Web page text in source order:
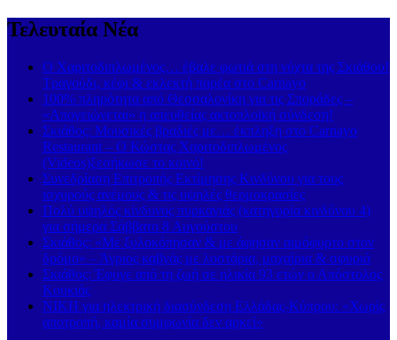
Τελευταία Νέα
Ο Χαριτοδιπλωμένος… έβαλε φωτιά στη νύχτα της Σκιάθου!
Τραγούδι, κέφι & εκλεκτή παρέα στο Carnayo
100% πληρότητα από Θεσσαλονίκη για τις Σποράδες –
«Απογειώνεται» η απευθείας ακτοπλοϊκή σύνδεση!
Σκιάθος: Μουσικές βραδιές με… έκπληξη στο Carnayo
Restaurant – Ο Κώστας Χαριτοδιπλωμένος
(Videos)ξεσήκωσε το κοινό!
Συνεδρίαση Επιτροπής Εκτίμησης Κινδύνου για τους
ισχυρούς ανέμους & τις υψηλές θερμοκρασίες
Πολύ υψηλός κίνδυνος πυρκαγιάς (κατηγορία κινδύνου 4)
για σήμερα Σάββατο 8 Αυγούστου
Σκιάθος: «Με ξυλοκόπησαν & με άφησαν αιμόφυρτο στον
δρόμο» – Άγριος καβγάς με λοστάρια, μαχαίρια & σφυριά
Σκιάθος: Έφυγε από τη ζωή σε ηλικία 93 ετών ο Απόστολος
Κουκιάς
ΝΙΚΗ για ηλεκτρική διασύνδεση Ελλάδας-Κύπρου: «Χωρίς
αποτροπή, καμία συμφωνία δεν αρκεί»